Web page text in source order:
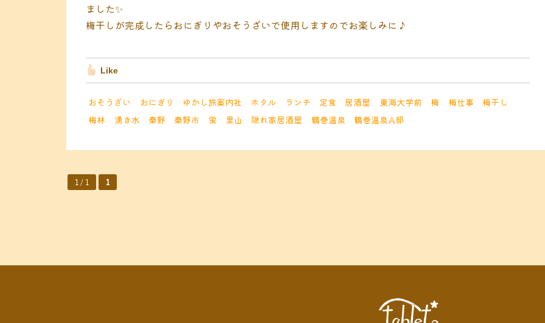
ました✨
梅干しが完成したらおにぎりやおそうざいで使用しますのでお楽しみに♪
Like
おそうざい おにぎり ゆかし旅案内社 ホタル ランチ 定食 居酒屋 東海大学前 梅 梅仕事
梅干し
梅林
湧き水 秦野 秦野市 蛍 里山 隠れ家居酒屋 鶴巻温泉 鶴巻温泉A邸
1 / 1 1